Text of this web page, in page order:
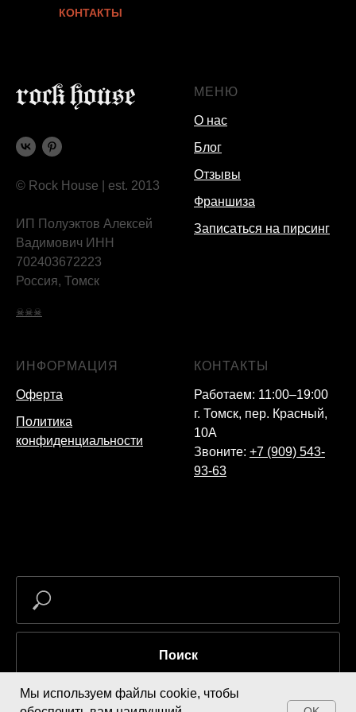
КОНТАКТЫ
© Rock House | est. 2013
ИП Полуэктов Алексей
Вадимович ИНН
702403672223
Россия, Томск
☠☠☠
МЕНЮ
О нас
Блог
Отзывы
Франшиза
Записаться на пирсинг
ИНФОРМАЦИЯ
Оферта
Политика
конфиденциальности
КОНТАКТЫ
Работаем: 11:00–19:00
г. Томск, пер. Красный,
10А
Звоните: +7 (909) 543-
93-63
Поиск
Мы используем файлы cookie, чтобы